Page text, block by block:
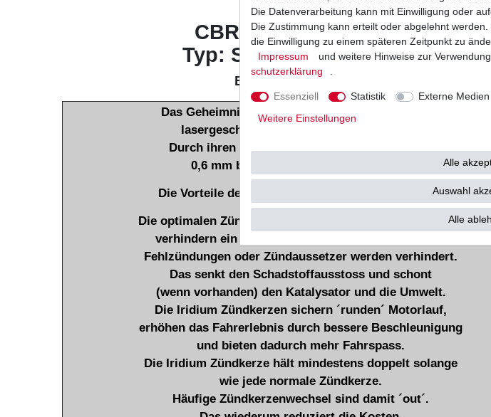
HONDA
CBR900 RR Fireblade
Typ: SC28 / SC29 / SC33
Baujahr: 1992 - 1999
Das Geheimnis der Iridium Zündkerze liegt in der
lasergeschweissten Elektrode aus Iridium.
Durch ihren ´minimalen´ Durchmesser von nur
0,6 mm bündelt sie die Zündspannung.
Die Vorteile der Iridium Zündkerze auf einen Blick.
Die optimalen Zündeigenschaften der Iridium Zündkerzen
verhindern ein Verrussen bei stop and go - Verkehr.
Fehlzündungen oder Zündaussetzer werden verhindert.
Das senkt den Schadstoffausstoss und schont
(wenn vorhanden) den Katalysator und die Umwelt.
Die Iridium Zündkerzen sichern ´runden´ Motorlauf,
erhöhen das Fahrerlebnis durch bessere Beschleunigung
und bieten dadurch mehr Fahrspass.
Die Iridium Zündkerze hält mindestens doppelt solange
wie jede normale Zündkerze.
Häufige Zündkerzenwechsel sind damit ´out´.
Die Datenverarbeitung kann mit Einwilligung oder
Die Zustimmung kann erteilt oder abgelehnt
die Einwilligung zu einem späteren Zeitpunkt zu
Impressum
und weitere Hinweise zur
schutz­erklärung
Essenziell Statistik Externe Medien
Weitere Einstellungen
Alle
Auswahl
Alle